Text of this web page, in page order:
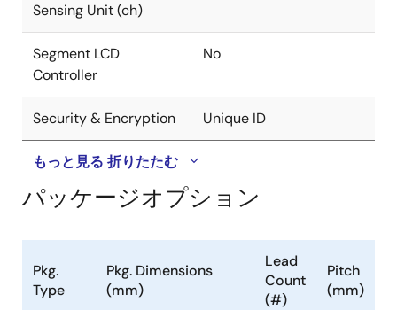
Sensing Unit (ch)
Segment LCD
Controller
No
Security & Encryption Unique ID
もっと見る 折りたたむ
パッケージオプション
Pkg.
Type
Pkg. Dimensions
(mm)
Lead
Count
(#)
Pitch
(mm)